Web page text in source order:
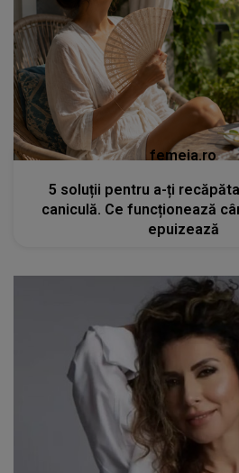
femeia.ro
5 soluții pentru a-ți
caniculă. Ce funcționează
epuizează